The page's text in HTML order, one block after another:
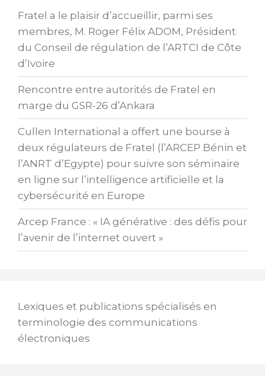
k
Fratel a le plaisir d’accueillir, parmi ses
membres, M. Roger Félix ADOM, Président
du Conseil de régulation de l’ARTCI de Côte
d’Ivoire
Rencontre entre autorités de Fratel en
marge du GSR-26 d’Ankara
Cullen International a offert une bourse à
deux régulateurs de Fratel (l’ARCEP Bénin et
l’ANRT d’Egypte) pour suivre son séminaire
en ligne sur l’intelligence artificielle et la
cybersécurité en Europe
Arcep France : « IA générative : des défis pour
l’avenir de l’internet ouvert »
Lexiques et publications spécialisés en
terminologie des communications
électroniques